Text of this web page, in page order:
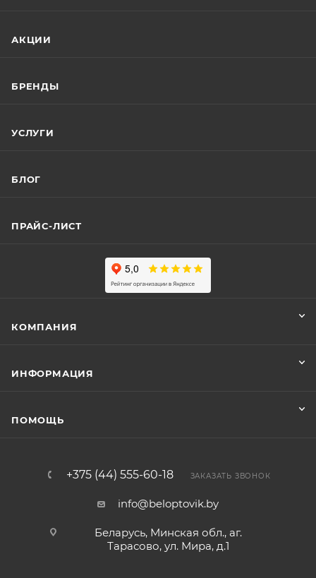
АКЦИИ
БРЕНДЫ
УСЛУГИ
БЛОГ
ПРАЙС-ЛИСТ
КОМПАНИЯ
ИНФОРМАЦИЯ
ПОМОЩЬ
+375 (44) 555-60-18 ЗАКАЗАТЬ ЗВОНОК
info@beloptovik.by
Беларусь, Минская обл., аг.
Тарасово, ул. Мира, д.1